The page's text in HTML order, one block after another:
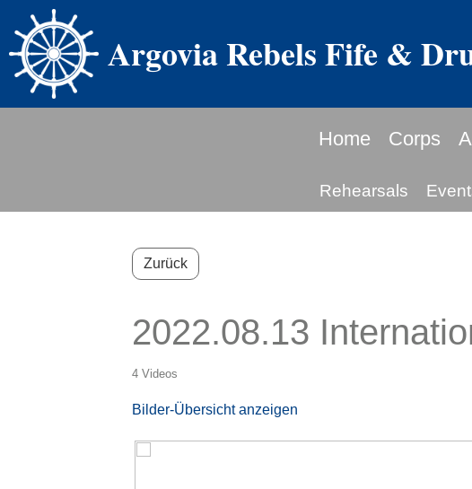
Argovia Rebels Fife &
Home Corps
Rehearsals
Zurück
2022.08.13
4 Videos
Bilder-Übersicht anzeigen